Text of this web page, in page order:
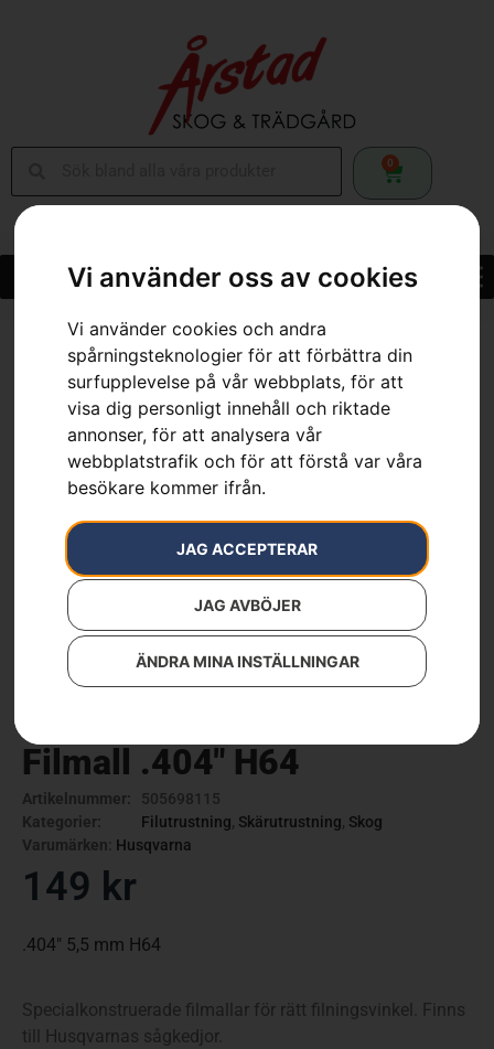
Vi använder oss av cookies
Vi använder cookies och andra
spårningsteknologier för att förbättra din
surfupplevelse på vår webbplats, för att
visa dig personligt innehåll och riktade
annonser, för att analysera vår
webbplatstrafik och för att förstå var våra
besökare kommer ifrån.
JAG ACCEPTERAR
JAG AVBÖJER
ÄNDRA MINA INSTÄLLNINGAR
0
Webbutik Filmall .404″ H64
Filmall .404″ H64
Artikelnummer:
505698115
Kategorier:
Filutrustning, Skärutrustning, Skog
Varumärken Husqvarna
149 kr
.404″ 5,5 mm H64
Specialkonstruerade filmallar för rätt filningsvinkel. Finns
till Husqvarnas sågkedjor.